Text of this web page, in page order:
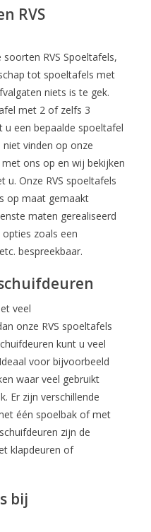
RVS
RVS Spoeltafels,
tot spoeltafels met
niets is te gek.
met 2 of zelfs 3
u een bepaalde spoeltafel
vinden op onze
ons op en wij bekijken
Onze RVS spoeltafels
op maat gemaakt
maten gerealiseerd
zoals een
bespreekbaar.
veel
onze RVS spoeltafels
kunt u veel
voor bijvoorbeeld
waar veel gebruikt
Er zijn verschillende
één spoelbak of met
zijn de
klapdeuren of
bij